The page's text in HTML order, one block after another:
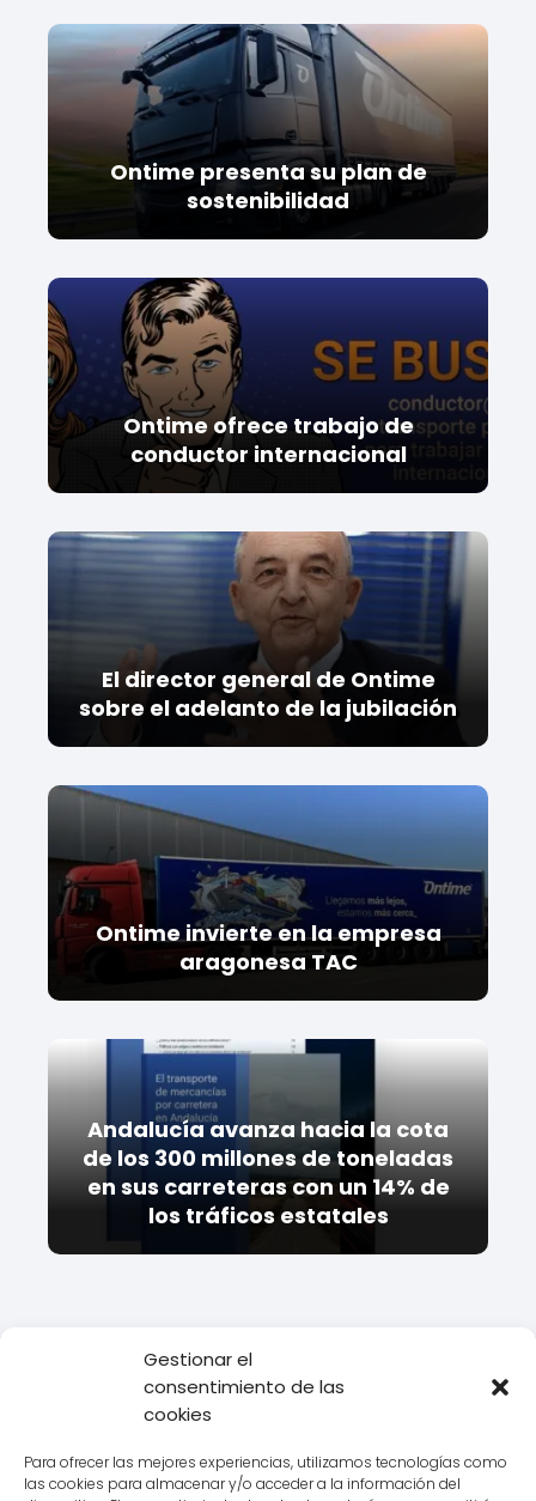
Gestionar el
consentimiento de las
cookies
Para ofrecer las mejores experiencias, utilizamos tecnologías como
las cookies para almacenar y/o acceder a la información del
Ontime presenta su plan de
sostenibilidad
Ontime ofrece trabajo de
conductor internacional
El director general de Ontime
sobre el adelanto de la jubilación
Ontime invierte en la empresa
aragonesa TAC
Andalucía avanza hacia la cota
de los 300 millones de toneladas
en sus carreteras con un 14% de
los tráficos estatales
Empresas de transporte
Datos de
la Delegación Ontime en Massalavés, Valencia